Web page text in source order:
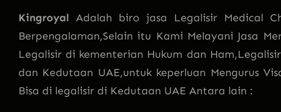
Kingroyal Adalah biro jasa Legalisir Medical
Berpengalaman,Selain itu Kami Melayani Jasa
Legalisir di kementerian Hukum dan
dan Kedutaan UAE,untuk keperluan Mengurus
Bisa di legalisir di Kedutaan UAE Antara lain :